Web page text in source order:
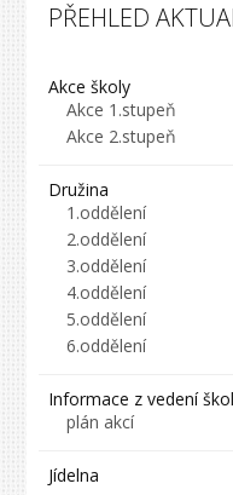
PŘEHLED
Akce školy
Akce 1.stupeň
Akce 2.stupeň
Družina
1.oddělení
2.oddělení
3.oddělení
4.oddělení
5.oddělení
6.oddělení
Informace z vedení
plán akcí
Jídelna